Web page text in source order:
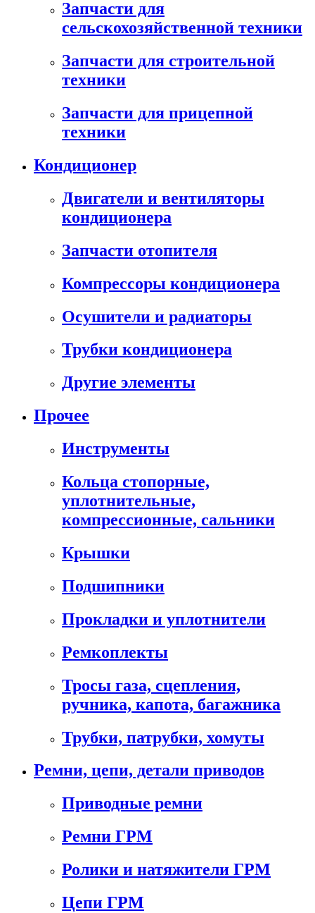
Запчасти для
сельскохозяйственной техники
Запчасти для строительной
техники
Запчасти для прицепной
техники
Кондиционер
Двигатели и вентиляторы
кондиционера
Запчасти отопителя
Компрессоры кондиционера
Осушители и радиаторы
Трубки кондиционера
Другие элементы
Прочее
Инструменты
Кольца стопорные,
уплотнительные,
компрессионные, сальники
Крышки
Подшипники
Прокладки и уплотнители
Ремкоплекты
Тросы газа, сцепления,
ручника, капота, багажника
Трубки, патрубки, хомуты
Ремни, цепи, детали приводов
Приводные ремни
Ремни ГРМ
Ролики и натяжители ГРМ
Цепи ГРМ